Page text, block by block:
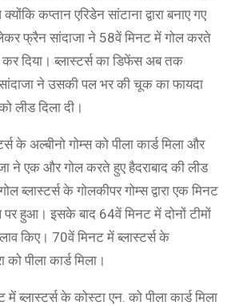
कप्तान एरिडेन सांटाना द्वारा बनाए गए
फ्रैन सांदाजा ने 58वें मिनट में गोल करते
दिया। ब्लास्टर्स का डिफेंस अब तक
ने उसकी पल भर की चूक का फायदा
लीड दिला दी।
के अल्बीनो गोम्स को पीला कार्ड मिला और
ने एक और गोल करते हुए हैदराबाद की लीड
ब्लास्टर्स के गोलकीपर गोम्स द्वारा एक मिनट
हुआ। इसके बाद 64वें मिनट में दोनों टीमों
किए। 70वें मिनट में ब्लास्टर्स के
पीला कार्ड मिला।
ब्लास्टर्स के कोस्टा एन. को पीला कार्ड मिला